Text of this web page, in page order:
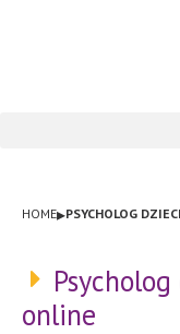
HOME▸PSYCHOLOG
online